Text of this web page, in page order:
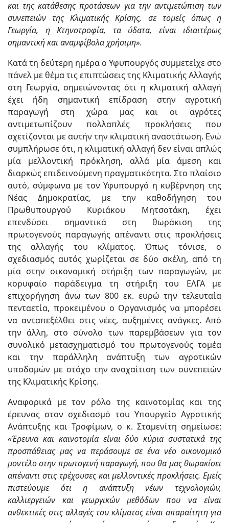
και της κατάθεσης προτάσεων για την αντιμετώπιση των
συνεπειών της Κλιματικής Κρίσης, σε τομείς όπως η
Γεωργία, η Κτηνοτροφία, τα ύδατα, είναι ιδιαιτέρως
σημαντική και αναμφίβολα χρήσιμη».
Κατά τη δεύτερη ημέρα ο Υφυπουργός συμμετείχε στο
πάνελ με θέμα τις επιπτώσεις της Κλιματικής Αλλαγής
στη Γεωργία, σημειώνοντας ότι η κλιματική αλλαγή
έχει ήδη σημαντική επίδραση στην αγροτική
παραγωγή στη χώρα μας και οι αγρότες
αντιμετωπίζουν πολλαπλές προκλήσεις που
σχετίζονται με αυτήν την κλιματική αναστάτωση. Ενώ
συμπλήρωσε ότι, η κλιματική αλλαγή δεν είναι απλώς
μία μελλοντική πρόκληση, αλλά μία άμεση και
διαρκώς επιδεινούμενη πραγματικότητα. Στο πλαίσιο
αυτό, σύμφωνα με τον Υφυπουργό η κυβέρνηση της
Νέας Δημοκρατίας, με την καθοδήγηση του
Πρωθυπουργού Κυριάκου Μητσοτάκη, έχει
επενδύσει σημαντικά στη θωράκιση της
πρωτογενούς παραγωγής απέναντι στις προκλήσεις
της αλλαγής του κλίματος. Όπως τόνισε, ο
σχεδιασμός αυτός χωρίζεται σε δύο σκέλη, από τη
μία στην οικονομική στήριξη των παραγωγών, με
κορυφαίο παράδειγμα τη στήριξη του ΕΛΓΑ με
επιχορήγηση άνω των 800 εκ. ευρώ την τελευταία
πενταετία, προκειμένου ο Οργανισμός να μπορέσει
να ανταπεξέλθει στις νέες, αυξημένες ανάγκες. Από
την άλλη, στο σύνολο των παρεμβάσεων για τον
συνολικό μετασχηματισμό του πρωτογενούς τομέα
και την παράλληλη ανάπτυξη των αγροτικών
υποδομών με στόχο την αναχαίτιση των συνεπειών
της Κλιματικής Κρίσης.
Αναφορικά με τον ρόλο της καινοτομίας και της
έρευνας στον σχεδιασμό του Υπουργείο Αγροτικής
Ανάπτυξης και Τροφίμων, ο κ. Σταμενίτη σημείωσε:
«Έρευνα και καινοτομία είναι δύο κύρια συστατικά της
προσπάθειας μας να περάσουμε σε ένα νέο οικονομικό
μοντέλο στην πρωτογενή παραγωγή, που θα μας θωρακίσει
απέναντι στις τρέχουσες και μελλοντικές προκλήσεις. Εμείς
πιστεύουμε ότι η ανάπτυξη νέων τεχνολογιών,
καλλιεργειών και γεωργικών μεθόδων που να είναι
ανθεκτικές στις αλλαγές του κλίματος είναι απαραίτητη για